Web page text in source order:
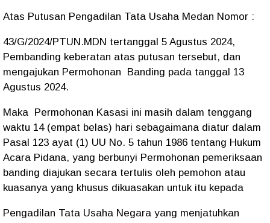
Atas Putusan Pengadilan Tata Usaha Medan Nomor :
43/G/2024/PTUN.MDN tertanggal 5 Agustus 2024,
Pembanding keberatan atas putusan tersebut, dan
mengajukan Permohonan Banding pada tanggal 13
Agustus 2024.
Maka Permohonan Kasasi ini masih dalam tenggang
waktu 14 (empat belas) hari sebagaimana diatur dalam
Pasal 123 ayat (1) UU No. 5 tahun 1986 tentang Hukum
Acara Pidana, yang berbunyi Permohonan pemeriksaan
banding diajukan secara tertulis oleh pemohon atau
kuasanya yang khusus dikuasakan untuk itu kepada
Pengadilan Tata Usaha Negara yang menjatuhkan